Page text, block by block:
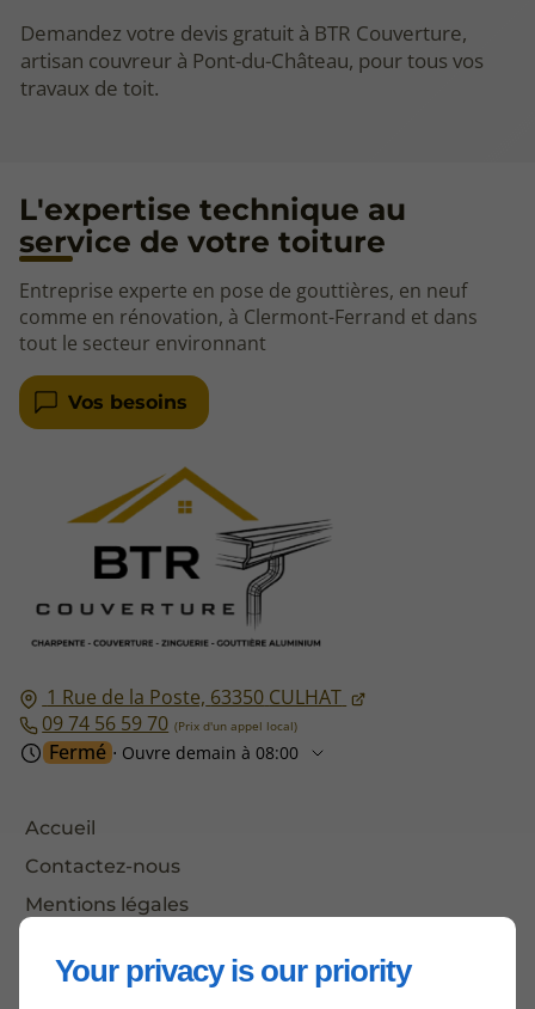
Your privacy is our priority
Demandez votre devis gratuit à BTR Couverture,
artisan couvreur à Pont-du-Château, pour tous vos
travaux de toit.
1 Rue de la Poste, 63350 CULHAT
09 74 56 59 70
Fermé ⋅ Ouvre demain à 08:00
Accueil
Contactez-nous
Mentions légales
L'expertise technique au
service de votre toiture
Entreprise experte en pose de gouttières, en neuf
comme en rénovation, à Clermont-Ferrand et dans
tout le secteur environnant
Vos besoins